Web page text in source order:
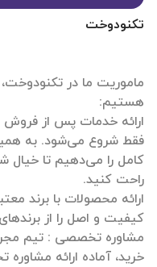
تکنودوخت
ماموریت ما در
ارائه خدمات پس از
فقط شروع می‌شود. به
کامل را می‌دهیم تا خیال
ارائه محصولات با برند
مشاوره تخصصی : تیم